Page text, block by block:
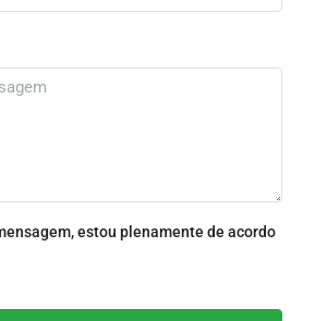
estou plenamente de acordo